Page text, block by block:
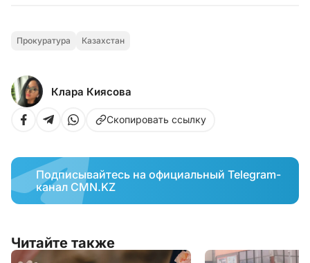
Прокуратура Казахстан
Клара Киясова
Скопировать ссылку
Подписывайтесь на официальный Telegram-
канал CMN.KZ
Читайте также